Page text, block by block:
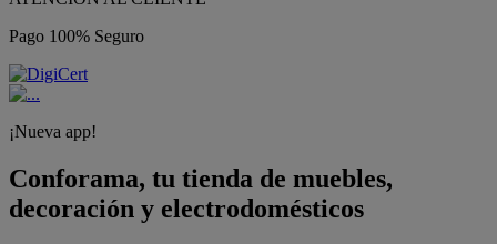
Pago 100% Seguro
¡Nueva app!
Conforama, tu tienda de muebles,
decoración y electrodomésticos